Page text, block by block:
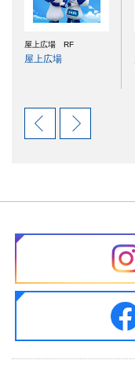
屋上広場 RF
屋上広場